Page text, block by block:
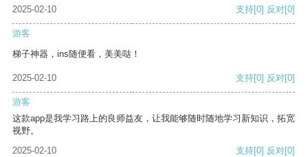
2025-02-10 支持[0] 反对[0]
游客
梯子神器，ins随便看，美美哒！
2025-02-10 支持[0] 反对[0]
游客
这款app是我学习路上的良师益友，让我能够随时随地学习新知识，拓宽
视野。
2025-02-10
支持[0] 反对[0]